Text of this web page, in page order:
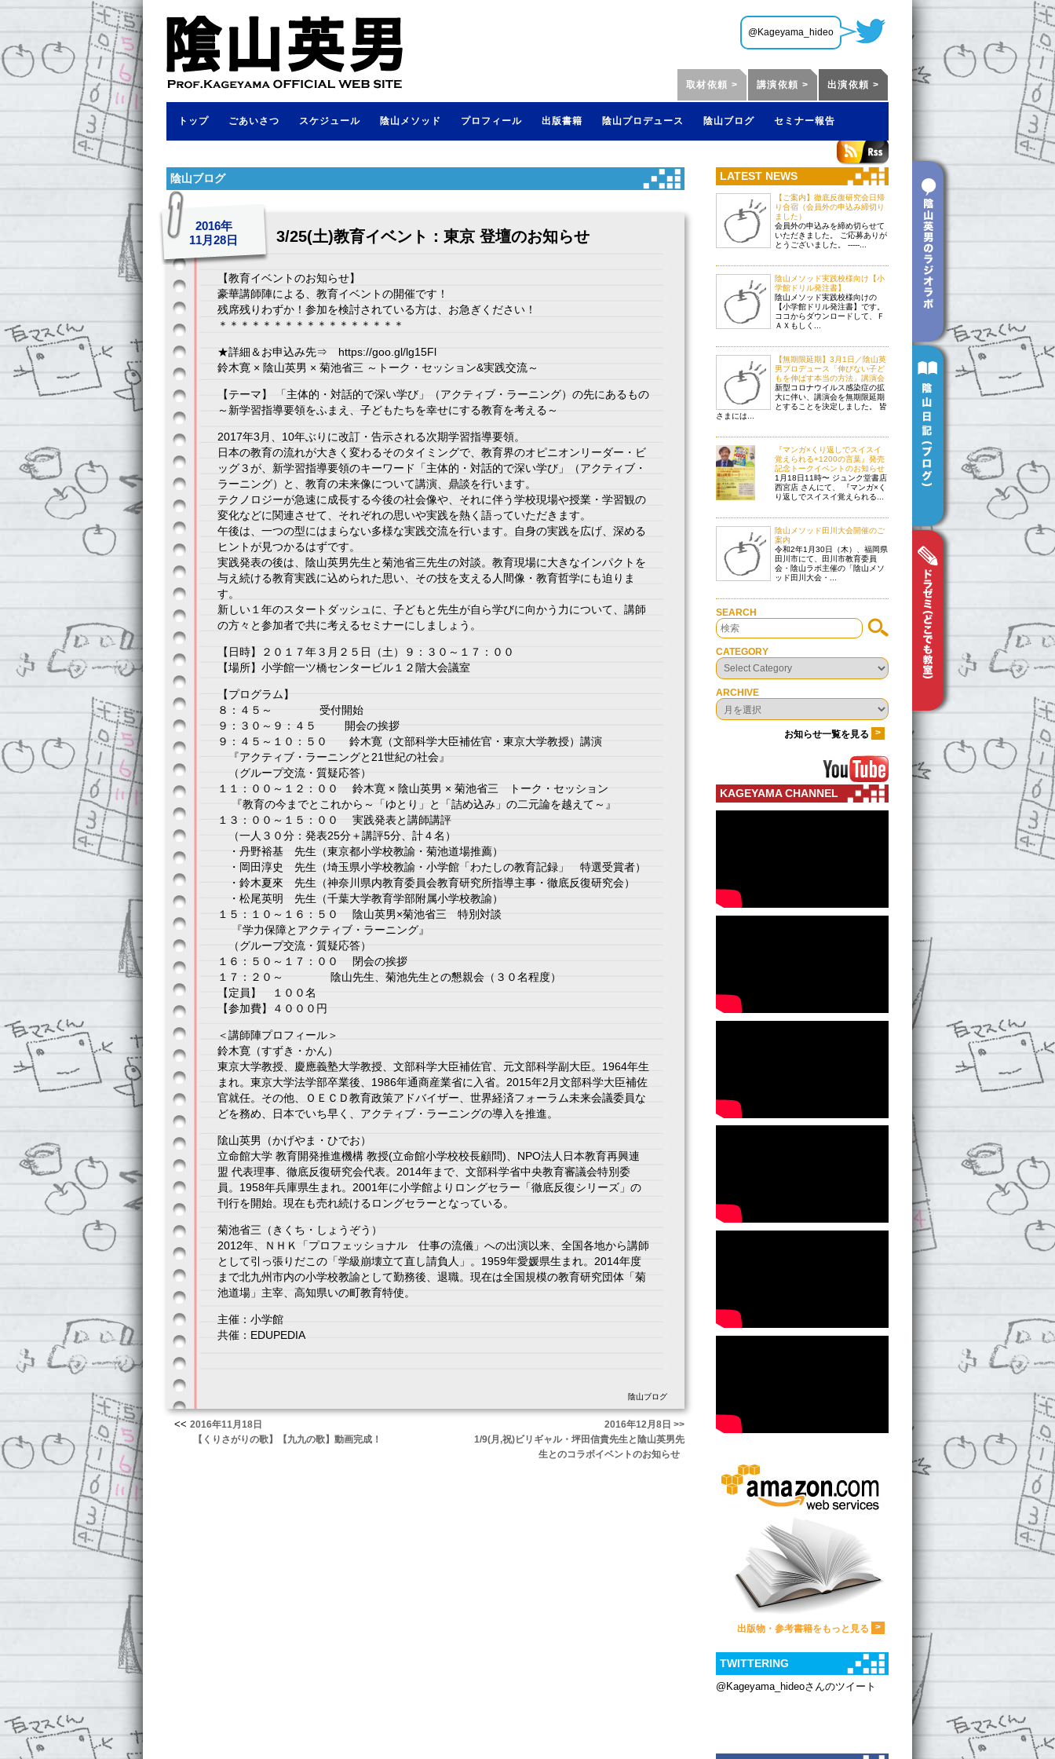
@Kageyama_hideo
トップ ごあいさつ スケジュール 陰山メソッド プロフィール 出版書籍 陰山プロデュース 陰山ブログ セミナー報告
陰山ブログ
3/25(土)教育イベント：東京 登壇のお知らせ
2016年
11月28日
【教育イベントのお知らせ】
豪華講師陣による、教育イベントの開催です！
残席残りわずか！参加を検討されている方は、お急ぎください！
＊＊＊＊＊＊＊＊＊＊＊＊＊＊＊＊＊
★詳細＆お申込み先⇒ https://goo.gl/lg15Fl
鈴木寛 × 陰山英男 × 菊池省三 ～トーク・セッション&実践交流～
【テーマ】 「主体的・対話的で深い学び」（アクティブ・ラーニング）の先にあるもの
～新学習指導要領をふまえ、子どもたちを幸せにする教育を考える～
2017年3月、10年ぶりに改訂・告示される次期学習指導要領。
日本の教育の流れが大きく変わるそのタイミングで、教育界のオピニオンリーダー・ビ
ッグ３が、新学習指導要領のキーワード「主体的・対話的で深い学び」（アクティブ・
ラーニング）と、教育の未来像について講演、鼎談を行います。
テクノロジーが急速に成長する今後の社会像や、それに伴う学校現場や授業・学習観の
変化などに関連させて、それぞれの思いや実践を熱く語っていただきます。
午後は、一つの型にはまらない多様な実践交流を行います。自身の実践を広げ、深める
ヒントが見つかるはずです。
実践発表の後は、陰山英男先生と菊池省三先生の対談。教育現場に大きなインパクトを
与え続ける教育実践に込められた思い、その技を支える人間像・教育哲学にも迫りま
す。
新しい１年のスタートダッシュに、子どもと先生が自ら学びに向かう力について、講師
の方々と参加者で共に考えるセミナーにしましょう。
【日時】２０１７年３月２５日（土）９：３０～１７：００
【場所】小学館一ツ橋センタービル１２階大会議室
【プログラム】
８：４５～ 受付開始
９：３０～９：４５ 開会の挨拶
９：４５～１０：５０ 鈴木寛（文部科学大臣補佐官・東京大学教授）講演
『アクティブ・ラーニングと21世紀の社会』
（グループ交流・質疑応答）
１１：００～１２：００ 鈴木寛 × 陰山英男 × 菊池省三 トーク・セッション
『教育の今までとこれから～「ゆとり」と「詰め込み」の二元論を越えて～』
１３：００～１５：００ 実践発表と講師講評
（一人３０分：発表25分＋講評5分、計４名）
・丹野裕基 先生（東京都小学校教諭・菊池道場推薦）
・岡田淳史 先生（埼玉県小学校教諭・小学館「わたしの教育記録」 特選受賞者）
・鈴木夏來 先生（神奈川県内教育委員会教育研究所指導主事・徹底反復研究会）
・松尾英明 先生（千葉大学教育学部附属小学校教諭）
１５：１０～１６：５０ 陰山英男×菊池省三 特別対談
『学力保障とアクティブ・ラーニング』
（グループ交流・質疑応答）
１６：５０～１７：００ 閉会の挨拶
１７：２０～ 陰山先生、菊池先生との懇親会（３０名程度）
【定員】 １００名
【参加費】４０００円
＜講師陣プロフィール＞
鈴木寛（すずき・かん）
東京大学教授、慶應義塾大学教授、文部科学大臣補佐官、元文部科学副大臣。1964年生
まれ。東京大学法学部卒業後、1986年通商産業省に入省。2015年2月文部科学大臣補佐
官就任。その他、ＯＥＣＤ教育政策アドバイザー、世界経済フォーラム未来会議委員な
どを務め、日本でいち早く、アクティブ・ラーニングの導入を推進。
隂山英男（かげやま・ひでお）
立命館大学 教育開発推進機構 教授(立命館小学校校長顧問)、NPO法人日本教育再興連
盟 代表理事、徹底反復研究会代表。2014年まで、文部科学省中央教育審議会特別委
員。1958年兵庫県生まれ。2001年に小学館よりロングセラー「徹底反復シリーズ」の
刊行を開始。現在も売れ続けるロングセラーとなっている。
菊池省三（きくち・しょうぞう）
2012年、ＮＨＫ「プロフェッショナル 仕事の流儀」への出演以来、全国各地から講師
として引っ張りだこの「学級崩壊立て直し請負人」。1959年愛媛県生まれ。2014年度
まで北九州市内の小学校教諭として勤務後、退職。現在は全国規模の教育研究団体「菊
池道場」主宰、高知県いの町教育特使。
主催：小学館
共催：EDUPEDIA
陰山ブログ
<< 2016年11月18日
【くりさがりの歌】【九九の歌】動画完成！
2016年12月8日 >>
1/9(月,祝)ビリギャル・坪田信貴先生と陰山英男先
生とのコラボイベントのお知らせ
LATEST NEWS
【ご案内】徹底反復研究会日帰
り合宿（会員外の申込み締切り
ました）
会員外の申込みを締め切らせて
いただきました。 ご応募ありが
とうございました。 -----...
陰山メソッド実践校様向け【小
学館ドリル発注書】
陰山メソッド実践校様向けの
【小学館ドリル発注書】です。
ココからダウンロードして、Ｆ
ＡＸもしく...
【無期限延期】3月1日／陰山英
男プロデュース「伸びない子ど
もを伸ばす本当の方法」講演会
新型コロナウイルス感染症の拡
大に伴い、講演会を無期限延期
とすることを決定しました。 皆
さまには...
『マンガ×くり返しでスイスイ
覚えられる+1200の言葉』発売
記念トークイベントのお知らせ
1月18日11時〜 ジュンク堂書店
西宮店 さんにて、 『マンガ×く
り返しでスイスイ覚えられる...
陰山メソッド田川大会開催のご
案内
令和2年1月30日（木）、福岡県
田川市にて、田川市教育委員
会・陰山ラボ主催の「陰山メソ
ッド田川大会・...
SEARCH
CATEGORY
ARCHIVE
お知らせ一覧を見る >
KAGEYAMA CHANNEL
出版物・参考書籍をもっと見る >
TWITTERING
@Kageyama_hideoさんのツイート
取材依頼 > 講演依頼 > 出演依頼 >